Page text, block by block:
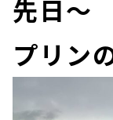
先日～
プリン